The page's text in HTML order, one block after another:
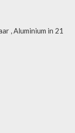
, Aluminium in 21